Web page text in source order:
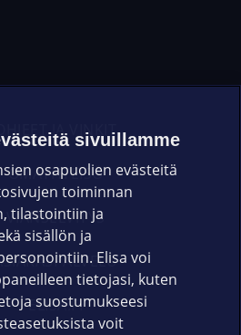
OHJEET JA VINKIT
OMAYHTEISÖ
VIANSELVITYS
ELISA.FI
sivuillamme
osapuolien evästeitä
toiminnan
tilastointiin ja
sisällön ja
Elisa voi
tietojasi, kuten
suostumukseesi
voit